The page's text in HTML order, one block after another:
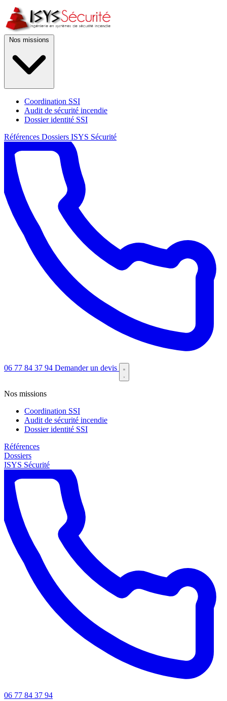
Coordination SSI
Audit de sécurité incendie
Dossier identité SSI
Références Dossiers ISYS Sécurité
06 77 84 37 94 Demander un devis
Nos missions
Coordination SSI
Audit de sécurité incendie
Dossier identité SSI
Références
Dossiers
ISYS Sécurité
06 77 84 37 94